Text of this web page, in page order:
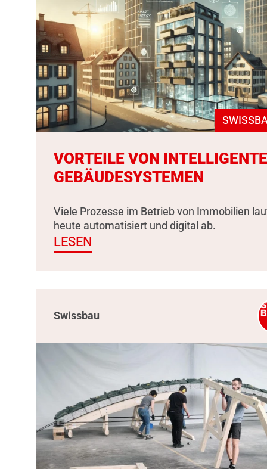
VORTEILE VON
GEBÄUDESYSTEMEN
Viele Prozesse im Betrieb von Immobilien
heute automatisiert und digital ab.
LESEN
Swissbau